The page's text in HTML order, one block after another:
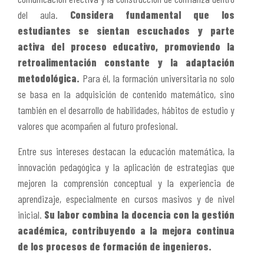
del aula. Considera fundamental que los
estudiantes se sientan escuchados y parte
activa del proceso educativo, promoviendo la
retroalimentación constante y la adaptación
metodológica. Para él, la formación universitaria no solo
se basa en la adquisición de contenido matemático, sino
también en el desarrollo de habilidades, hábitos de estudio y
valores que acompañen al futuro profesional.
Entre sus intereses destacan la educación matemática, la
innovación pedagógica y la aplicación de estrategias que
mejoren la comprensión conceptual y la experiencia de
aprendizaje, especialmente en cursos masivos y de nivel
inicial. Su labor combina la docencia con la gestión
académica, contribuyendo a la mejora continua
de los procesos de formación de ingenieros.